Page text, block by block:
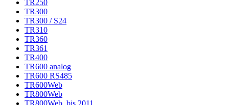
TR250
TR300
TR300 / S24
TR310
TR360
TR361
TR400
TR600 analog
TR600 RS485
TR600Web
TR800Web